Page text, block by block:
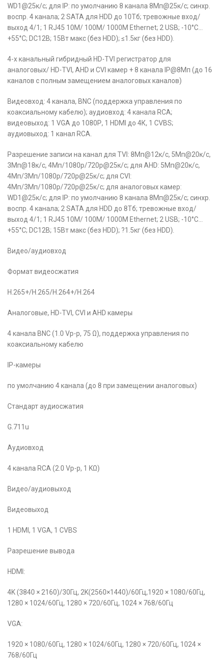
WD1@25к/с; для IP: по умолчанию 8 канала 8Мп@25к/с; синхр.
воспр. 4 канала; 2 SATA для HDD до 10Тб; тревожные вход/
выход 4/1; 1 RJ45 10M/ 100M/ 1000М Ethernet; 2 USB; -10°C…
+55°C; DC12В; 15Вт макс (без HDD); ≤1.5кг (без HDD).
4-х канальный гибридный HD-TVI регистратор для
аналоговых/ HD-TVI, AHD и CVI камер + 8 канала IP@8Мп (до 16
каналов с полным замещением аналоговых каналов)
Видеовход: 4 канала, BNC (поддержка управления по
коаксиальному кабелю); аудиовход: 4 канала RCA;
видеовыход: 1 VGA до 1080Р, 1 HDMI до 4К, 1 CVBS;
аудиовыход: 1 канал RCA.
Разрешение записи на канал для TVI: 8Мп@12к/с, 5Мп@20к/с,
3Мп@18к/с, 4Мп/1080p/720p@25к/с; для AHD: 5Мп@20к/с,
4Мп/3Мп/1080p/720p@25к/с; для CVI:
4Мп/3Мп/1080p/720p@25к/с; для аналоговых камер:
WD1@25к/с; для IP: по умолчанию 8 канала 8Мп@25к/с; синхр.
воспр. 4 канала; 2 SATA для HDD до 8Тб; тревожные вход/
выход 4/1; 1 RJ45 10M/ 100M/ 1000М Ethernet; 2 USB; -10°C…
+55°C; DC12В; 15Вт макс (без HDD); ?1.5кг (без HDD).
Видео/аудиовход
Формат видеосжатия
H.265+/H.265/H.264+/H.264
Аналоговые, HD-TVI, CVI и AHD камеры
4 канала BNC (1.0 Vp-p, 75 Ω), поддержка управления по
коаксиальному кабелю
IP-камеры
по умолчанию 4 канала (до 8 при замещении аналоговых)
Стандарт аудиосжатия
G.711u
Аудиовход
4 канала RCA (2.0 Vp-p, 1 KΩ)
Видео/аудиовыход
Видеовыход
1 HDMI, 1 VGA, 1 CVBS
Разрешение вывода
HDMI:
4K (3840 × 2160)/30Гц, 2K(2560×1440)/60Гц,1920 × 1080/60Гц,
1280 × 1024/60Гц, 1280 × 720/60Гц, 1024 × 768/60Гц
VGA:
1920 × 1080/60Гц, 1280 × 1024/60Гц, 1280 × 720/60Гц, 1024 ×
768/60Гц